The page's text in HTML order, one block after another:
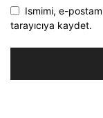
Ismimi, e-
tarayıcıya kaydet.